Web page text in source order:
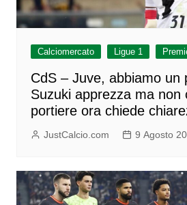
Calciomercato Ligue 1
CdS – Juve, abbiamo un
Suzuki apprezza ma non
portiere ora chiede
JustCalcio.com 9 Agosto